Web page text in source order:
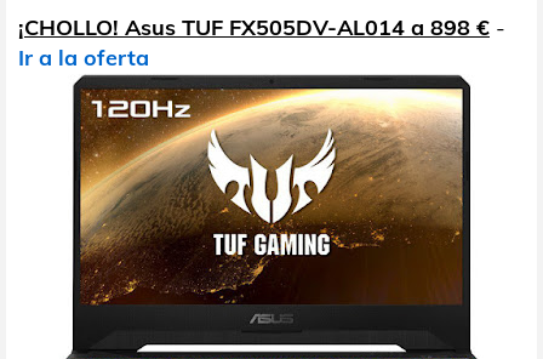
¡CHOLLO! Asus TUF FX505DV-AL014 a 898 € -
Ir a la oferta